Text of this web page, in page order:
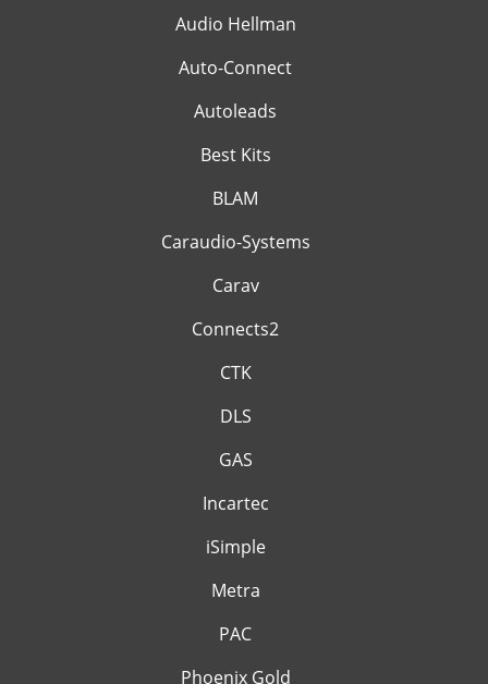
Audio Hellman
Auto-Connect
Autoleads
Best Kits
BLAM
Caraudio-Systems
Carav
Connects2
CTK
DLS
GAS
Incartec
iSimple
Metra
PAC
Phoenix Gold